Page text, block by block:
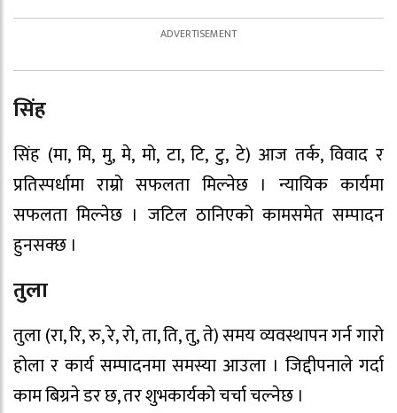
सिंह
सिंह (मा, मि, मु, मे, मो, टा, टि, टु, टे) आज तर्क, विवाद र
प्रतिस्पर्धामा राम्रो सफलता मिल्नेछ । न्यायिक कार्यमा
सफलता मिल्नेछ । जटिल ठानिएको कामसमेत सम्पादन
हुनसक्छ ।
तुला
तुला (रा, रि, रु, रे, रो, ता, ति, तु, ते) समय व्यवस्थापन गर्न गारो
होला र कार्य सम्पादनमा समस्या आउला । जिद्दीपनाले गर्दा
काम बिग्रने डर छ, तर शुभकार्यको चर्चा चल्नेछ ।